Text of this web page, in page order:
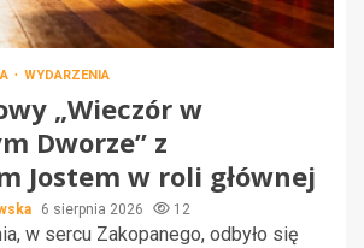
WYDARZENIA
„Wieczór w
Dworze” z
Jostem w roli głównej
6 sierpnia 2026 12
w sercu Zakopanego, odbyło się